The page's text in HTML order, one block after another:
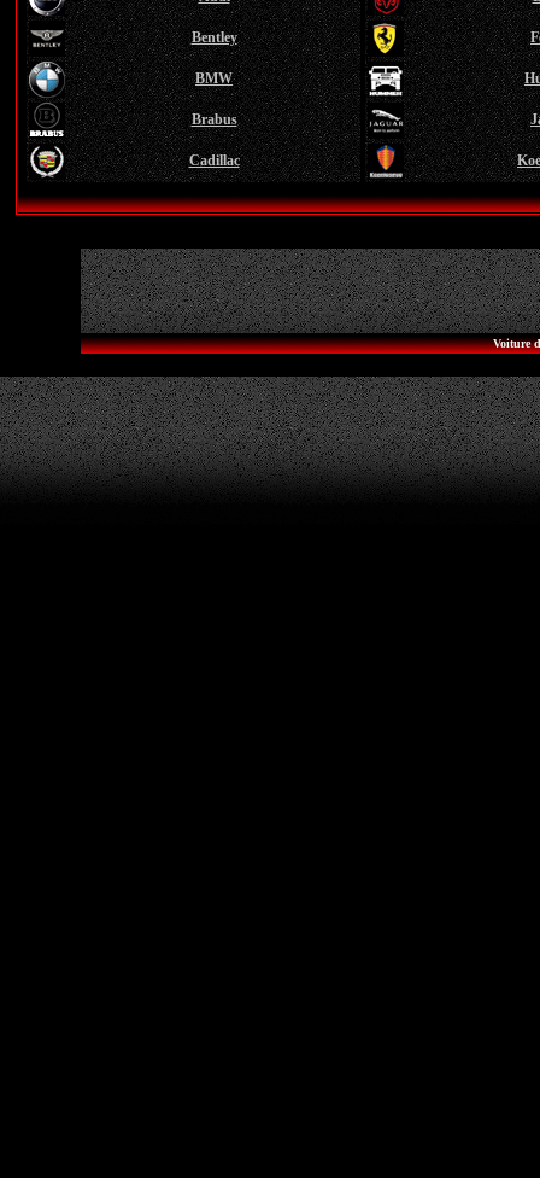
Bentley
BMW
Brabus
Cadillac
Voiture